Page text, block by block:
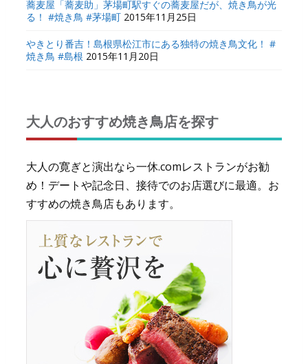
蕎麦屋「蕎麦助」茅場町駅すぐの蕎麦屋だが、焼き鳥が光
る！ #焼き鳥 #茅場町 2015年11月25日
やきとり番吉！島根県松江市にある独特の焼き鳥文化！ #
焼き鳥 #島根 2015年11月20日
大人のおすすめ焼き鳥店を探す
大人の寛ぎと演出なら一休.comレストランがお勧
め！デートや記念日、接待でのお店選びに最適。お
すすめの焼き鳥店もあります。